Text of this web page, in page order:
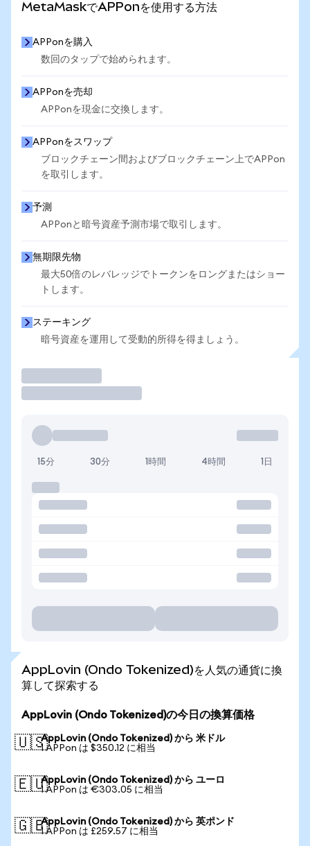
MetaMaskでAPPonを使用する方法
APPonを購入
数回のタップで始められます。
APPonを売却
APPonを現金に交換します。
APPonをスワップ
ブロックチェーン間およびブロックチェーン上でAPPon
を取引します。
予測
APPonと暗号資産予測市場で取引します。
無期限先物
最大50倍のレバレッジでトークンをロングまたはショー
トします。
ステーキング
暗号資産を運用して受動的所得を得ましょう。
15分 30分 1時間 4時間 1日
AppLovin (Ondo Tokenized)を人気の通貨に換
算して探索する
AppLovin (Ondo Tokenized)の今日の換算価格
🇺🇸AppLovin (Ondo Tokenized) から 米ドル
1 APPon は $350.12 に相当
🇪🇺AppLovin (Ondo Tokenized) から ユーロ
1 APPon は €303.05 に相当
🇬🇧AppLovin (Ondo Tokenized) から 英ポンド
1 APPon は £259.57 に相当